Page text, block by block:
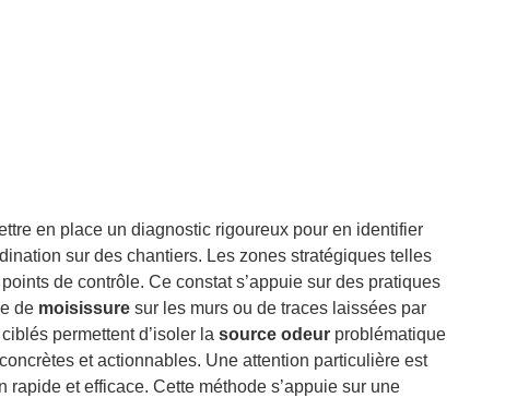
en place un diagnostic rigoureux pour en identifier
sur des chantiers. Les zones stratégiques telles
de contrôle. Ce constat s’appuie sur des pratiques
de moisissure sur les murs ou de traces laissées par
permettent d’isoler la source odeur problématique
concrètes et actionnables. Une attention particulière est
et efficace. Cette méthode s’appuie sur une